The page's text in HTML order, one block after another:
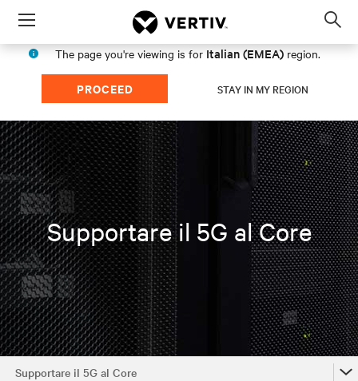
Menu
The page you're viewing is for Italian (EMEA) region.
PROCEED STAY IN MY REGION
Supportare il 5G al Core
Supportare il 5G al Core